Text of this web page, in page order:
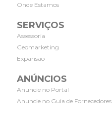
Onde Estamos
SERVIÇOS
Assessoria
Geomarketing
Expansão
ANÚNCIOS
Anuncie no Portal
Anuncie no Guia de Fornecedores